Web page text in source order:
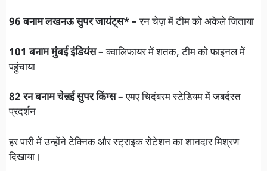
96 बनाम लखनऊ सुपर जायंट्स* –रन चेज़ में टीम को अकेले जिताया
101 बनाम मुंबई इंडियंस –क्वालिफायर में शतक, टीम को फाइनल में
पहुंचाया
82 रन बनाम चेन्नई सुपर किंग्स –एमए चिदंबरम स्टेडियम में जबर्दस्त
प्रदर्शन
हर पारी में उन्होंने टेक्निक और स्ट्राइक रोटेशन का शानदार मिश्रण
दिखाया।